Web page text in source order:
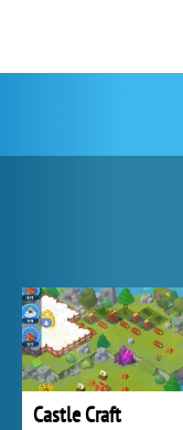
Castle Craft